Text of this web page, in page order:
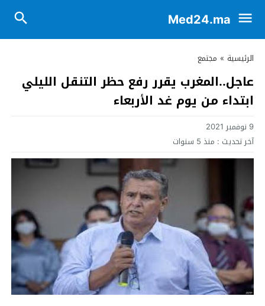
Med24.ma
الرئيسية » مجتمع
عاجل..المغرب يقرر رفع حظر التنقل الليلي
ابتداء من يوم غد الأربعاء
9 نوفمبر 2021
آخر تحديث : منذ 5 سنوات